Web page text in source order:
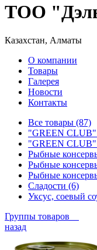
ТОО
Казахстан, Алматы
О компании
Товары
Галерея
Новости
Контакты
Все товары (87)
"GREEN CLUB"
"GREEN CLUB"
Рыбные
Рыбные
Рыбные
Сладости (6)
Уксус, соевый
Группы товаров
назад